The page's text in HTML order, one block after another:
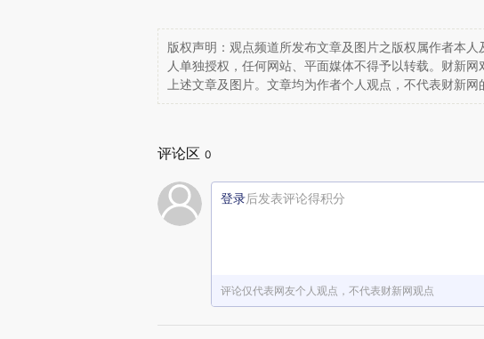
版权声明：观点频道所发布文章及图片之版权属作者本
人单独授权，任何网站、平面媒体不得予以转载。财新
上述文章及图片。文章均为作者个人观点，不代表财新网
评论区 0
登录后发表评论得积分
评论仅代表网友个人观点，不代表财新网观点